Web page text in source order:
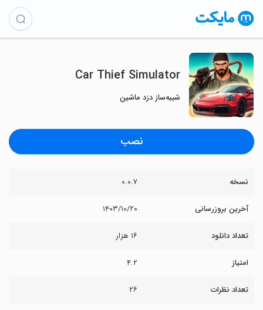
Car Thief Simulator
شبیه‌ساز دزد ماشین
نصب
نسخه ۰.۰.۷
آخرین بروزرسانی ۱۴۰۳/۱۰/۲۰
تعداد دانلود ۱۶ هزار
امتیاز ۴.۲
تعداد نظرات ۲۶